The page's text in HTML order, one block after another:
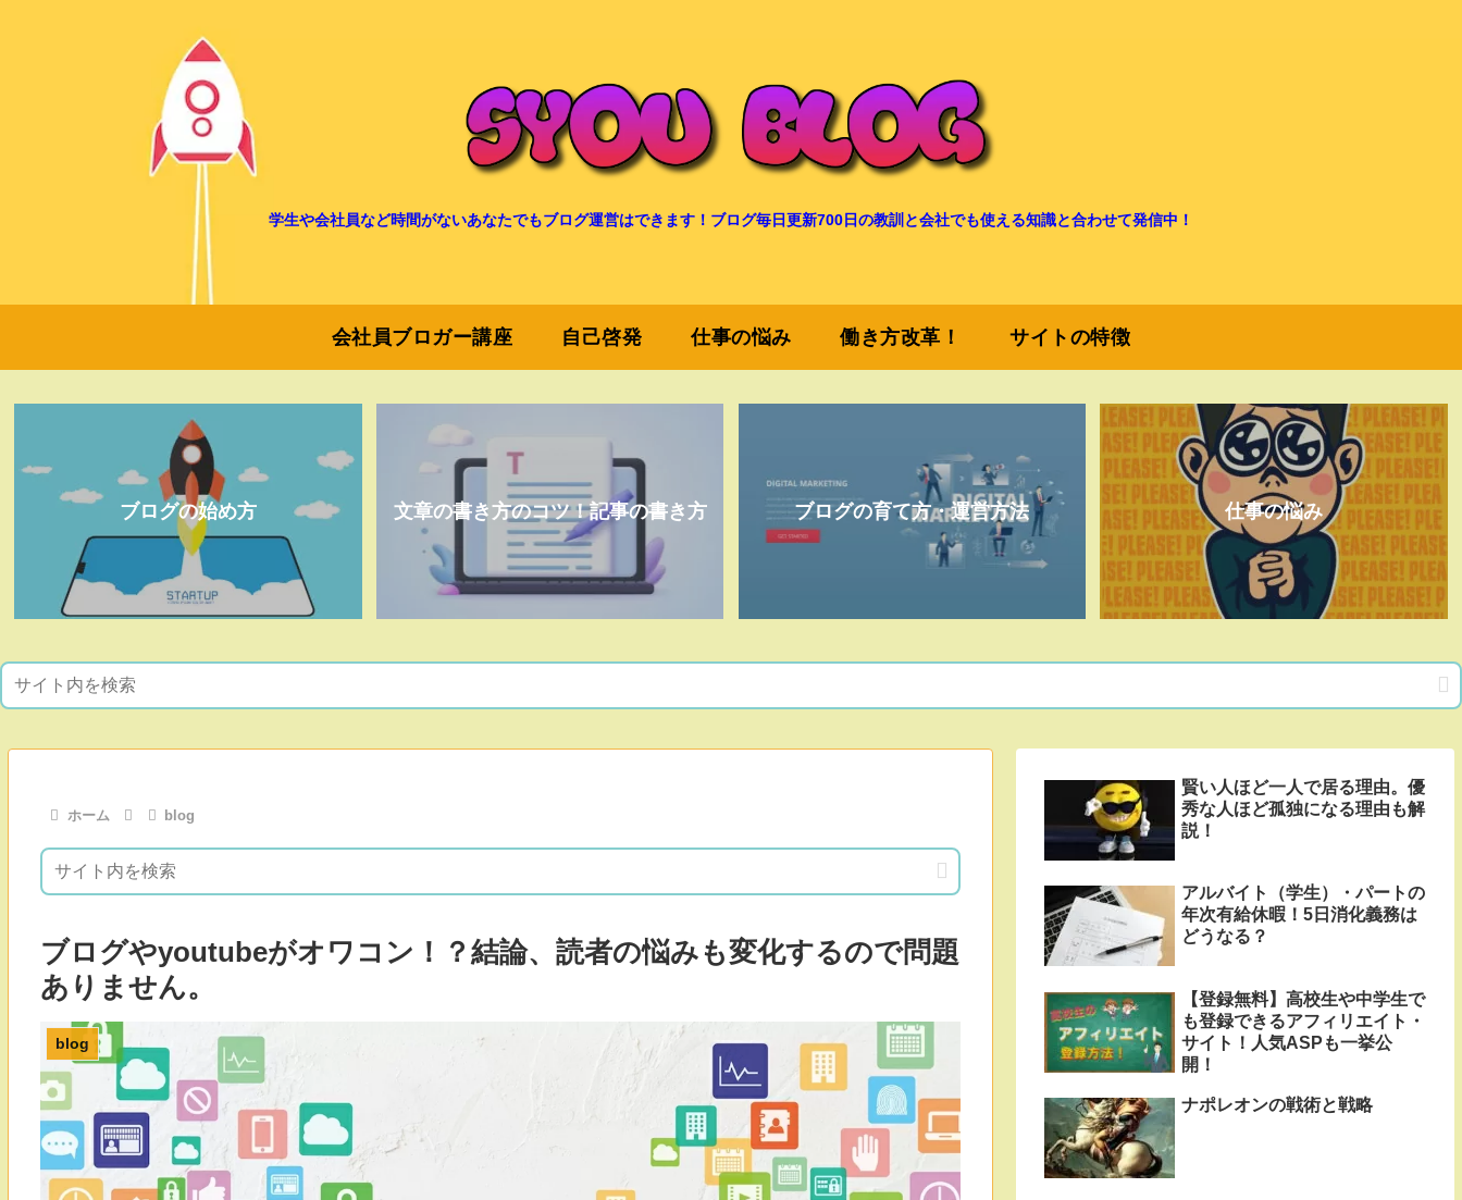
学生や会社員など時間がないあなたでもブログ運営はできます！ブログ毎日更新700日の教訓と会社でも使える知識と合わせて発信中！
会社員ブロガー講座 自己啓発 仕事の悩み 働き方改革！ サイトの特徴
ブログの始め方 文章の書き方のコツ！記事の書き方 ブログの育て方・運営方法 仕事の悩み
ホーム blog
ブログやyoutubeがオワコン！？結論、読者の悩みも変化するので問題
ありません。
blog
賢い人ほど一人で居る理由。優
秀な人ほど孤独になる理由も解
説！
アルバイト（学生）・パートの
年次有給休暇！5日消化義務は
どうなる？
【登録無料】高校生や中学生で
も登録できるアフィリエイト・
サイト！人気ASPも一挙公
開！
ナポレオンの戦術と戦略